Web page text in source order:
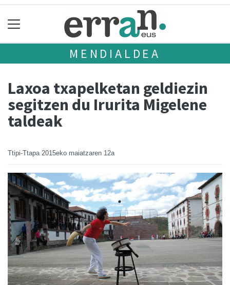
MENDIALDEA
Laxoa txapelketan geldiezin
segitzen du Irurita Migelene
taldeak
Ttipi-Ttapa 2015eko maiatzaren 12a